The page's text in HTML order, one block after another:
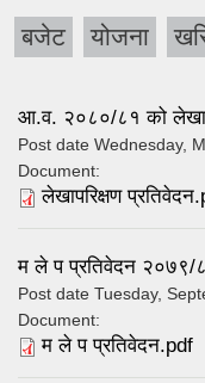
बजेट योजना
आ.व. २०८०/८१ को
Post date Wednesday,
Document:
लेखापरिक्षण
म ले प प्रतिवेदन २०७९/
Post date Tuesday,
Document:
म ले प प्रतिवेदन.pdf